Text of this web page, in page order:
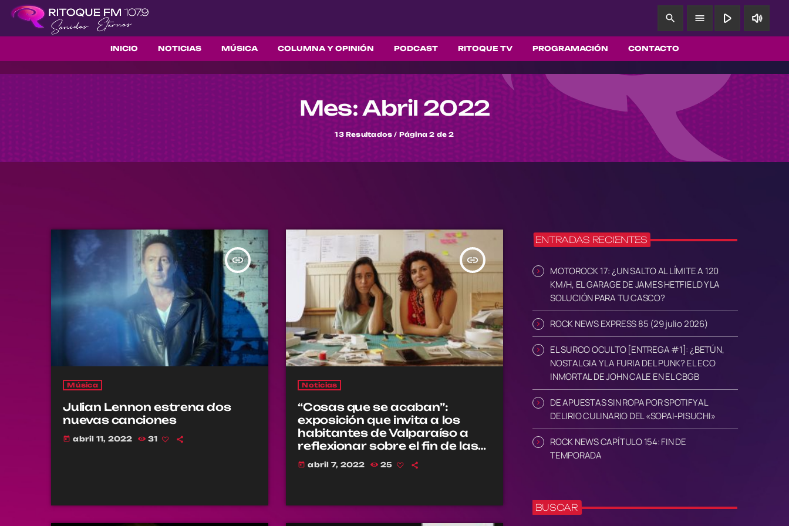
INICIO NOTICIAS MÚSICA COLUMNA Y OPINIÓN PODCAST RITOQUE TV PROGRAMACIÓN CONTACTO
search menu play_arrow volume_up
Mes: Abril 2022
13 Resultados / Página 2 de 2
insert_link
Música
Julian Lennon estrena dos
nuevas canciones
today abril 11, 2022 31
insert_link
Noticias
“Cosas que se acaban”:
exposición que invita a los
habitantes de Valparaíso a
reflexionar sobre el fin de las
cosas
today abril 7, 2022 25
ENTRADAS RECIENTES
MOTOROCK 17: ¿UN SALTO AL LÍMITE A 120
KM/H, EL GARAGE DE JAMES HETFIELD Y LA
SOLUCIÓN PARA TU CASCO?
ROCK NEWS EXPRESS 85 (29 julio 2026)
EL SURCO OCULTO [ENTREGA #1]: ¿BETÚN,
NOSTALGIA Y LA FURIA DEL PUNK? EL ECO
INMORTAL DE JOHN CALE EN EL CBGB
DE APUESTAS SIN ROPA POR SPOTIFY AL
DELIRIO CULINARIO DEL «SOPAI-PISUCHI»
ROCK NEWS CAPÍTULO 154: FIN DE
TEMPORADA
BUSCAR